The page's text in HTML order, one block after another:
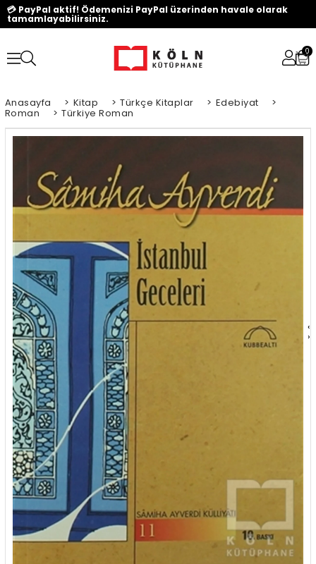
💳 PayPal aktif! Ödemenizi PayPal üzerinden havale olarak
tamamlayabilirsiniz.
0
Anasayfa > Kitap > Türkçe Kitaplar > Edebiyat >
Roman > Türkiye Roman
‹
›